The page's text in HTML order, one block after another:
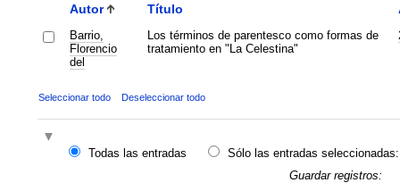
Autor Título
Barrio,
Florencio
del
Los términos de parentesco como formas de
tratamiento en "La Celestina"
Seleccionar todo Deseleccionar todo
Todas las entradas
Sólo las entradas seleccionadas:
Guardar registros: